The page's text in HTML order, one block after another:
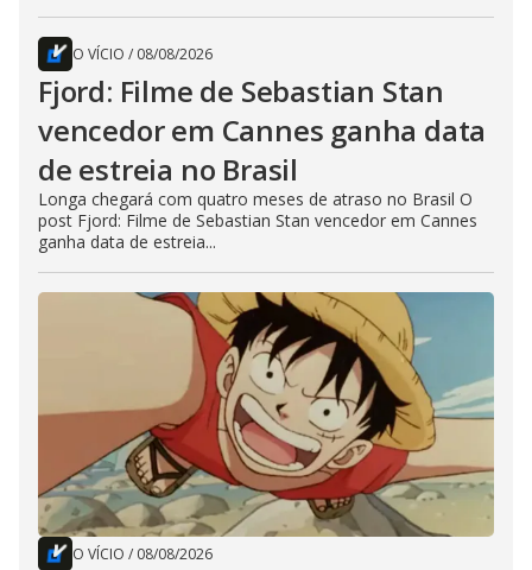
O VÍCIO / 08/08/2026
Fjord: Filme de Sebastian Stan
vencedor em Cannes ganha data
de estreia no Brasil
Longa chegará com quatro meses de atraso no Brasil O
post Fjord: Filme de Sebastian Stan vencedor em Cannes
ganha data de estreia...
O VÍCIO / 08/08/2026